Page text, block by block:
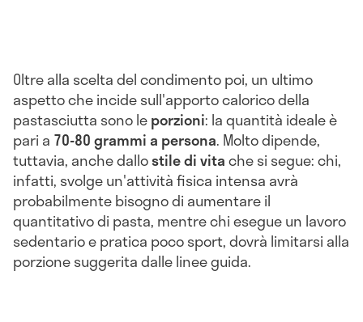
Oltre alla scelta del condimento poi, un ultimo
aspetto che incide sull'apporto calorico della
pastasciutta sono leporzioni: la quantità ideale è
pari a 70-80 grammi a persona. Molto dipende,
tuttavia, anche dallostile di vitache si segue: chi,
infatti, svolge un'attività fisica intensa avrà
probabilmente bisogno di aumentare il
quantitativo di pasta, mentre chi esegue un lavoro
sedentario e pratica poco sport, dovrà limitarsi alla
porzione suggerita dalle linee guida.